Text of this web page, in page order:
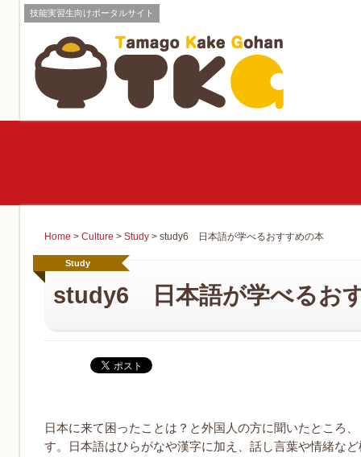
技能実習生向けポータルサイト
Home > Culture > Study > study6 日本語が学べるおすすめの本
Study
study6 日本語が学べるお
日本に来て困ったことは？と外国人の方に聞いたところ
す。日本語はひらがなや漢字に加え、話し言葉や情緒な